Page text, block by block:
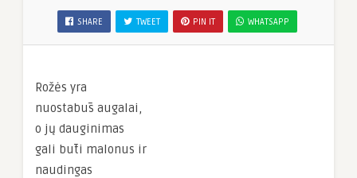
SHARE TWEET PIN IT WHATSAPP
Rožės yra
nuostabūs augalai,
o jų dauginimas
gali būti malonus ir
naudingas